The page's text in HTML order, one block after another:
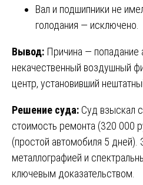
Вал и подшипники не
голодания — исключено.
Вывод: Причина — попадание
некачественный воздушный
центр, установивший
Решение суда: Суд взыскал
стоимость ремонта (320 000
(простой автомобиля 5 дней).
металлографией и
ключевым доказательством.